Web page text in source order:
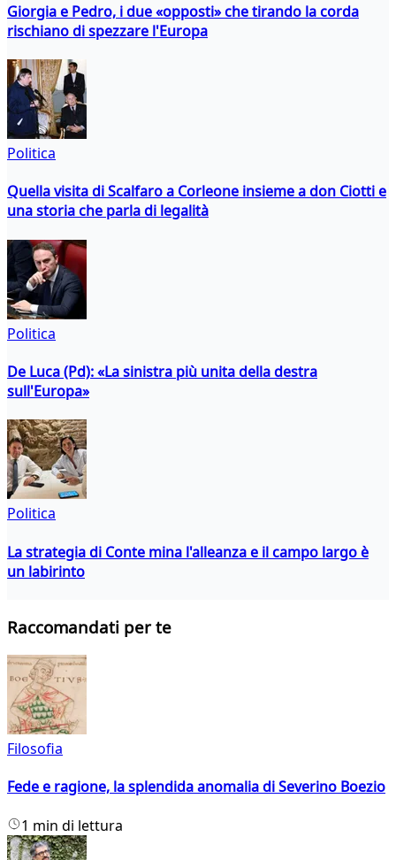
Giorgia e Pedro, i due «opposti» che tirando la corda
rischiano di spezzare l'Europa
Politica
Quella visita di Scalfaro a Corleone insieme a don Ciotti e
una storia che parla di legalità
Politica
De Luca (Pd): «La sinistra più unita della destra
sull'Europa»
Politica
La strategia di Conte mina l'alleanza e il campo largo è
un labirinto
Raccomandati per te
Filosofia
Fede e ragione, la splendida anomalia di Severino Boezio
1 min di lettura